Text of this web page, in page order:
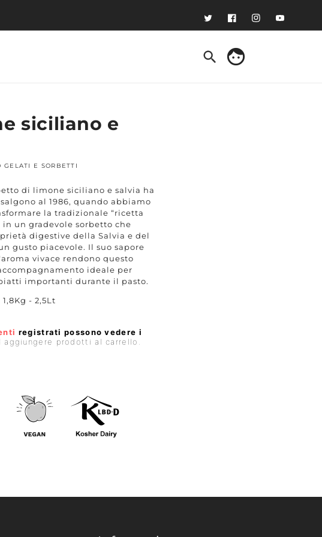
TwitterFacebook
Instagram
YouTube
face
Accedi
siciliano e
GELATI E SORBETTI
di limone siciliano e salvia ha
al 1986, quando abbiamo
la tradizionale “ricetta
in un gradevole sorbetto che
digestive della Salvia e del
gusto piacevole. Il suo sapore
vivace rendono questo
ideale per
importanti durante il pasto.
- 2,5Lt
registrati possono vedere i
aggiungere prodotti al carrello.